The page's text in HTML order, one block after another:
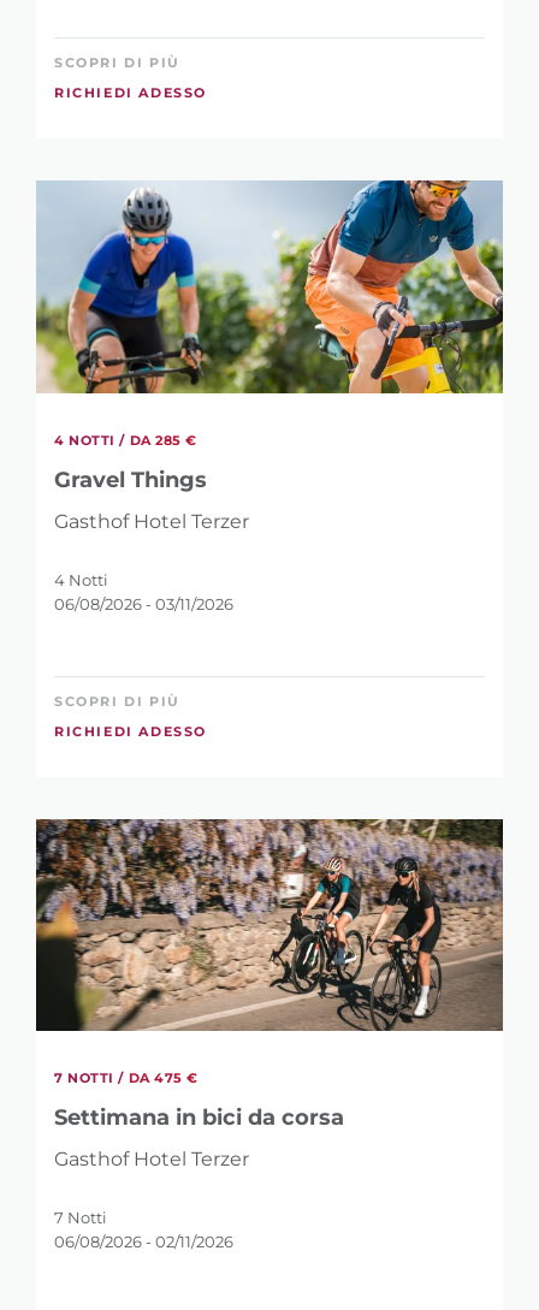
SCOPRI DI PIÙ
RICHIEDI ADESSO
4 NOTTI / DA 285 €
Gravel Things
Gasthof Hotel Terzer
4 Notti
06/08/2026 - 03/11/2026
SCOPRI DI PIÙ
RICHIEDI ADESSO
7 NOTTI / DA 475 €
Settimana in bici da corsa
Gasthof Hotel Terzer
7 Notti
06/08/2026 - 02/11/2026